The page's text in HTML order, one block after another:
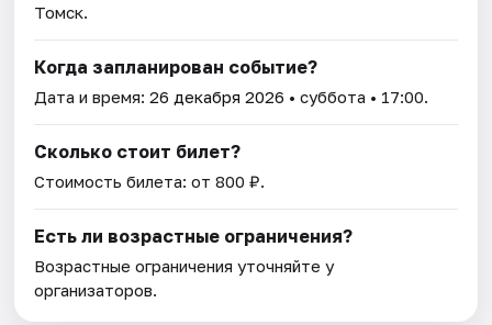
Томск.
Когда запланирован событие?
Дата и время:26 декабря 2026 • суббота • 17:00.
Сколько стоит билет?
Стоимость билета: от 800 ₽.
Есть ли возрастные ограничения?
Возрастные ограничения уточняйте у
организаторов.